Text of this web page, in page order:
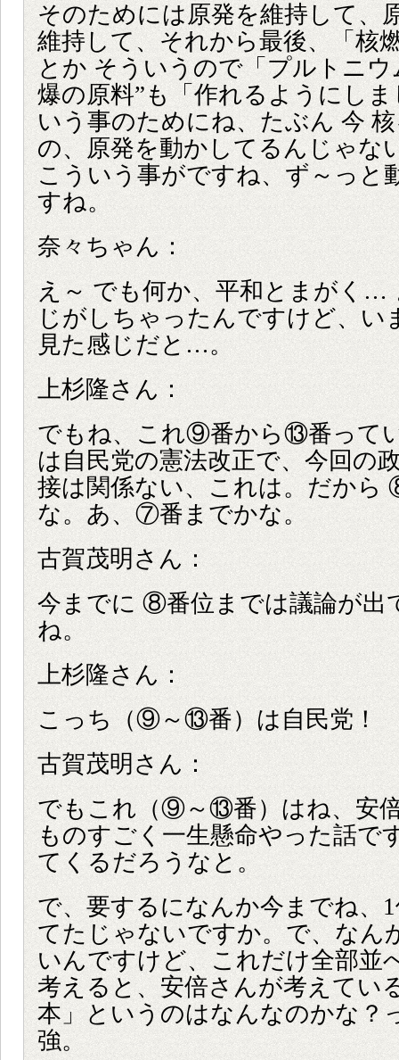
そのためには原発を維持して、
維持して、それから最後、「核
とか そういうので「プルトニウ
爆の原料”も「作れるようにし
いう事のためにね、たぶん 今
の、原発を動かしてるんじゃな
こういう事がですね、ず～っと
すね。
奈々ちゃん：
え～ でも何か、平和とまがく…
じがしちゃったんですけど、い
見た感じだと…。
上杉隆さん：
でもね、これ⑨番から⑬番って
は自民党の憲法改正で、今回の
接は関係ない、これは。だから
な。あ、⑦番までかな。
古賀茂明さん：
今までに ⑧番位までは議論が出
ね。
上杉隆さん：
こっち（⑨～⑬番）は自民党！
古賀茂明さん：
でもこれ（⑨～⑬番）はね、安
ものすごく一生懸命やった話で
てくるだろうなと。
で、要するになんか今までね、
てたじゃないですか。で、なん
いんですけど、これだけ全部並
考えると、安倍さんが考えてい
本」というのはなんなのかな？
強。